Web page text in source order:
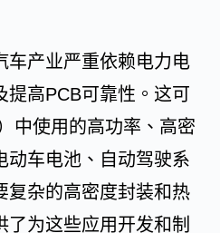
车产业严重依赖电力电
提高PCB可靠性。这可
中使用的高功率、高密
动车电池、自动驾驶系
复杂的高密度封装和热
为这些应用开发和制